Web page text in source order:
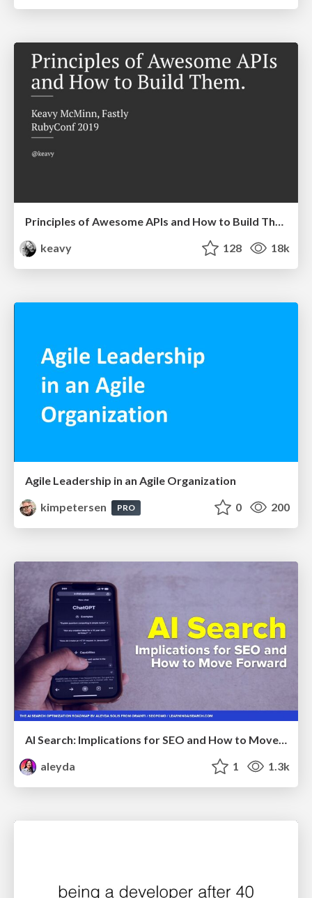
keavy
128 18k
Agile Leadership in an Agile Organization
kimpetersen
PRO 0 200
AI Search: Implications for SEO and How to Move Forward - #ShenzhenSEOConference
aleyda
1 1.3k